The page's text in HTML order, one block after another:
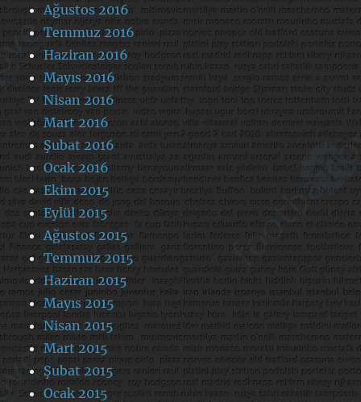
Ağustos 2016
Temmuz 2016
Haziran 2016
Mayıs 2016
Nisan 2016
Mart 2016
Şubat 2016
Ocak 2016
Ekim 2015
Eylül 2015
Ağustos 2015
Temmuz 2015
Haziran 2015
Mayıs 2015
Nisan 2015
Mart 2015
Şubat 2015
Ocak 2015